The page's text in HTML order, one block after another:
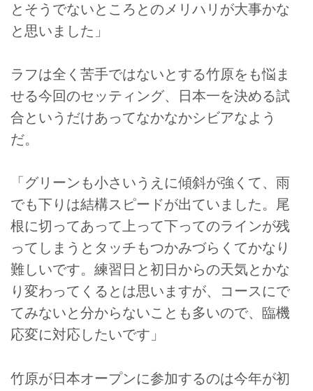
とそうでないところとのメリハリが大事かな
と思いました」
ラフは全く苦手ではないとする竹原をも悩ま
せる今回のセッティング、日本一を決める試
合というだけあってなかなかシビアなよう
だ。
「グリーンも小さいうえに傾斜が強くて、雨
でも下りは結構スピードが出ていました。尾
根に切ってあって上って下ってのラインが残
ってしまうとタッチもつかみづらくてかなり
難しいです。練習日と初日からの天気とかな
り変わってくるとは思いますが、コースにで
てみないと分からないことも多いので、臨機
応変に対応したいです」
竹原が日本オープンに参加するのは今年が初